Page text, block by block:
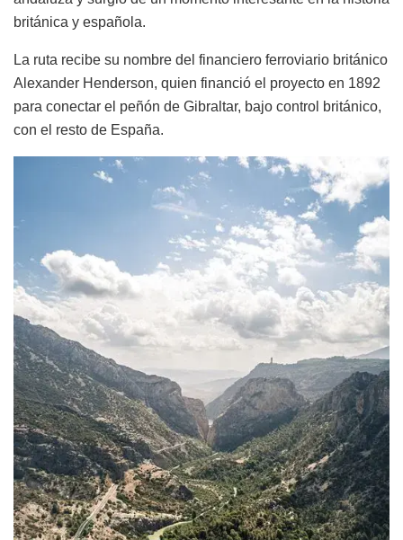
británica y española.
La ruta recibe su nombre del financiero ferroviario británico
Alexander Henderson, quien financió el proyecto en 1892
para conectar el peñón de Gibraltar, bajo control británico,
con el resto de España.